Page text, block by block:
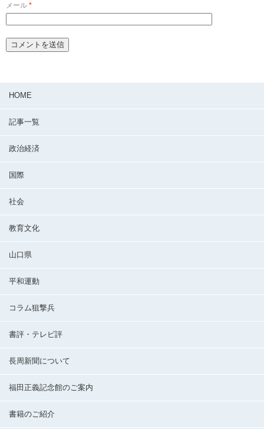
メール *
HOME
記事一覧
政治経済
国際
社会
教育文化
山口県
平和運動
コラム狙撃兵
書評・テレビ評
長周新聞について
福田正義記念館のご案内
書籍のご紹介